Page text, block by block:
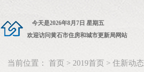
今天是2026年8月7日 星期五
欢迎访问黄石市住房和城市更新局网站
当前位置： 首页 > 2019首页 > 住新动态